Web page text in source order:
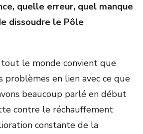
quelle erreur, quel manque
dissoudre le Pôle
le monde convient que
problèmes en lien avec ce que
beaucoup parlé en début
contre le réchauffement
constante de la